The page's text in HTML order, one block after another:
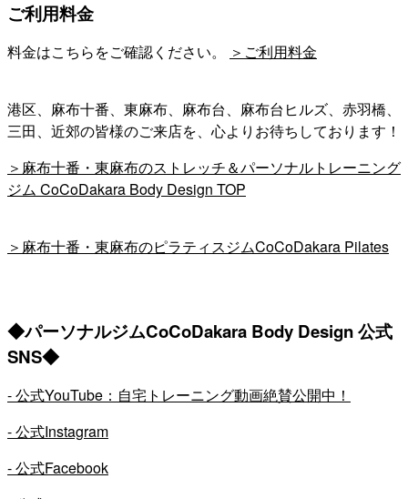
ご利用料金
料金はこちらをご確認ください。 ＞ご利用料金
港区、麻布十番、東麻布、麻布台、麻布台ヒルズ、赤羽橋、
三田、近郊の皆様のご来店を、心よりお待ちしております！
＞麻布十番・東麻布のストレッチ＆パーソナルトレーニング
ジム CoCoDakara Body Design TOP
＞麻布十番・東麻布のピラティスジムCoCoDakara Pilates
◆パーソナルジムCoCoDakara Body Design 公式
SNS◆
- 公式YouTube：自宅トレーニング動画絶賛公開中！
- 公式Instagram
- 公式Facebook